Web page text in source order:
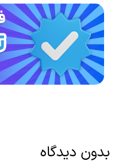
بدون دیدگاه